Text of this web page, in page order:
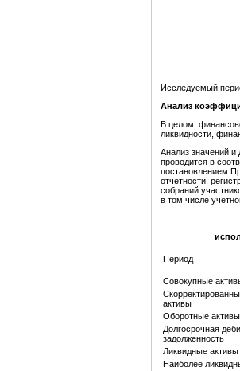
Исследуемый
Анализ
В целом,
ликвидности,
Анализ значений
проводится в
постановлением
отчетности,
собраний
в том числе
Период
Совокупные
активы
Оборотные активы
Долгосрочная
задолженность
Ликвидные активы
Наиболее